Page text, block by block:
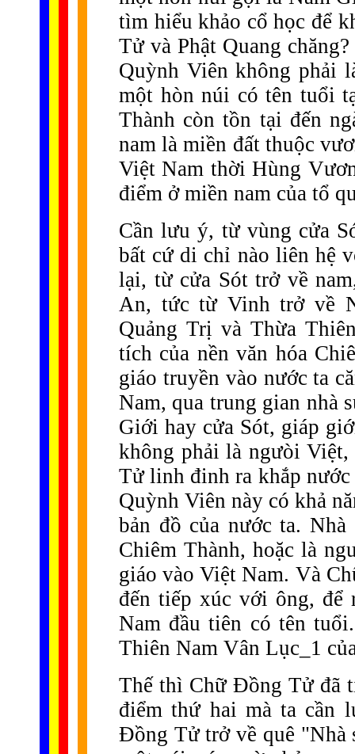
tìm hiểu khảo cổ học để
Tử và Phật Quang
Quỳnh Viên không phải
một hòn núi có tên tuổi
Thành còn tồn tại đến
nam là miền đất thuộc
Việt Nam thời Hùng
điểm ở miền nam của tổ
Cần lưu ý, từ vùng cửa
bất cứ di chỉ nào liên hệ
lại, từ cửa Sót trở về
An, tức từ Vinh trở về
Quảng Trị và Thừa
tích của nền văn hóa
giáo truyền vào nước ta
Nam, qua trung gian nhà
Giới hay cửa Sót, giáp
không phải là ngưòi
Tử linh đinh ra khắp
Quỳnh Viên này có khả
bản đồ của nước ta.
Chiêm Thành, hoặc là
giáo vào Việt Nam. Và
đến tiếp xúc với ông, để
Nam đầu tiên có tên
Thiên Nam Vân Lục_1
Thế thì Chữ Đồng Tử đã
điểm thứ hai mà ta cần
Đồng Tử trở về quê "Nhà